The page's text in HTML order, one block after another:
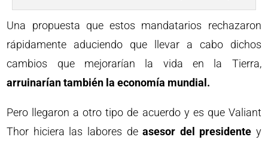
Una propuesta que estos mandatarios rechazaron
rápidamente aduciendo que llevar a cabo dichos
cambios que mejorarían la vida en la Tierra,
arruinarían también la economía mundial.
Pero llegaron a otro tipo de acuerdo y es que Valiant
Thor hiciera las labores deasesor del presidente y